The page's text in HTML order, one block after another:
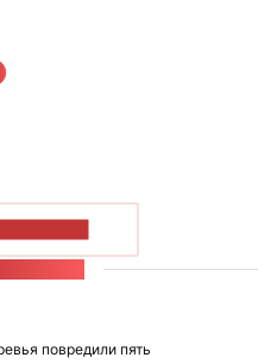
повредили пять